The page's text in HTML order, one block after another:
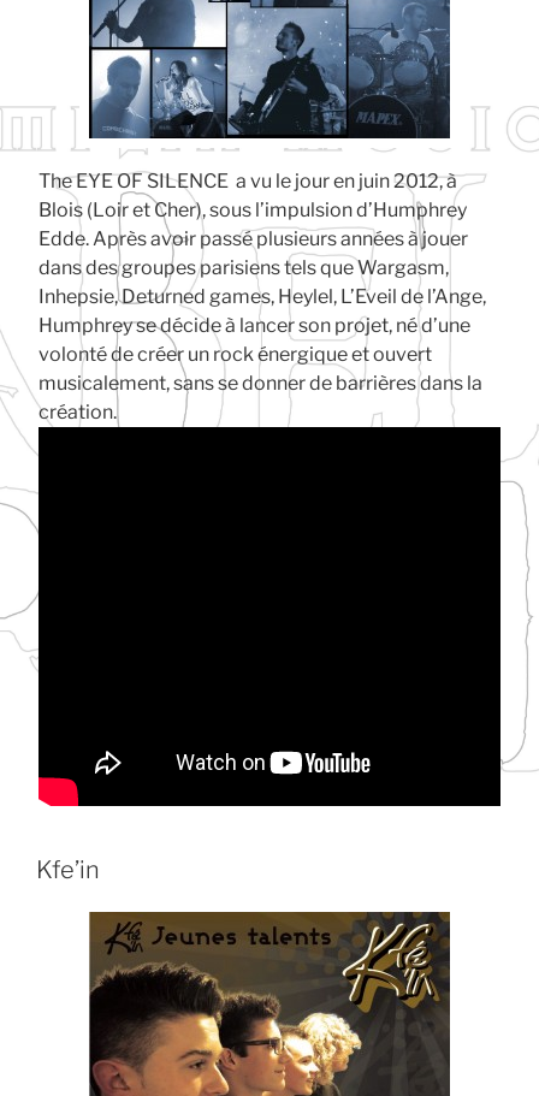
The EYE OF SILENCE a vu le jour en juin 2012, à
Blois (Loir et Cher), sous l’impulsion d’Humphrey
Edde. Après avoir passé plusieurs années à jouer
dans des groupes parisiens tels que Wargasm,
Inhepsie, Deturned games, Heylel, L’Eveil de l’Ange,
Humphrey se décide à lancer son projet, né d’une
volonté de créer un rock énergique et ouvert
musicalement, sans se donner de barrières dans la
création.
Kfe’in